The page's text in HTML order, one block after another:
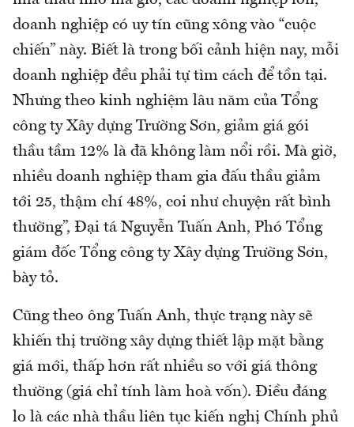
doanh nghiệp có uy tín cũng xông vào “cuộc
chiến” này. Biết là trong bối cảnh hiện nay, mỗi
doanh nghiệp đều phải tự tìm cách để tồn tại.
Nhưng theo kinh nghiệm lâu năm của Tổng
công ty Xây dựng Trường Sơn, giảm giá gói
thầu tầm 12% là đã không làm nổi rồi. Mà giờ,
nhiều doanh nghiệp tham gia đấu thầu giảm
tới 25, thậm chí 48%, coi như chuyện rất bình
thường”, Đại tá Nguyễn Tuấn Anh, Phó Tổng
giám đốc Tổng công ty Xây dựng Trường Sơn,
bày tỏ.
Cũng theo ông Tuấn Anh, thực trạng này sẽ
khiến thị trường xây dựng thiết lập mặt bằng
giá mới, thấp hơn rất nhiều so với giá thông
thường (giá chỉ tính làm hoà vốn). Điều đáng
lo là các nhà thầu liên tục kiến nghị Chính phủ